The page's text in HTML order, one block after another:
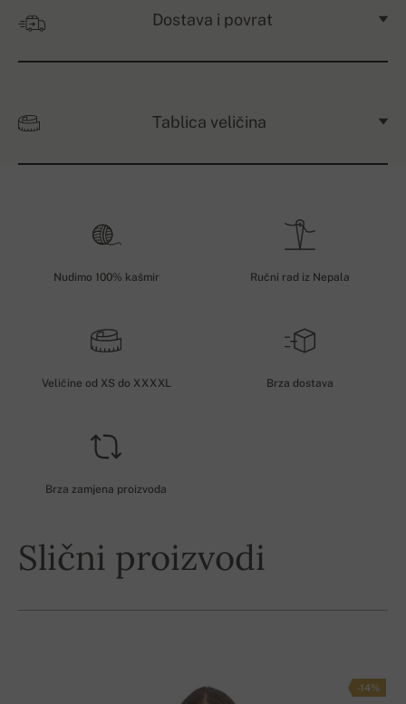
Dostava i povrat
Tablica veličina
Nudimo 100% kašmir Ručni rad iz Nepala
Veličine od XS do XXXXL Brza dostava
Brza zamjena proizvoda
Slični proizvodi
-14%